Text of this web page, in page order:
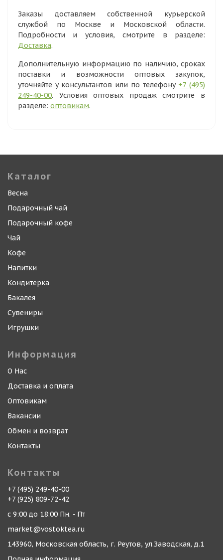
Заказы доставляем собственной курьерской
службой по Москве и Московской области.
Подробности и условия, смотрите в разделе:
Доставка.
Дополнительную информацию по наличию, сроках
поставки и возможности оптовых закупок,
уточняйте у консультантов или по телефону +7 (495)
249-40-00. Условия оптовых продаж смотрите в
разделе: оптовикам.
Каталог
Весна
Подарочный чай
Подарочный кофе
Чай
Кофе
Напитки
Кондитерка
Бакалея
Сувениры
Игрушки
Информация
О Нас
Доставка и оплата
Оптовикам
Вакансии
Обмен и возврат
Контакты
Контакты
+7 (495) 249-40-00
+7 (925) 809-72-42
с 9:00 до 18:00 Пн. - Пт
market@vostoktea.ru
143960, Московская область, г. Реутов, ул.Заводская, д.1